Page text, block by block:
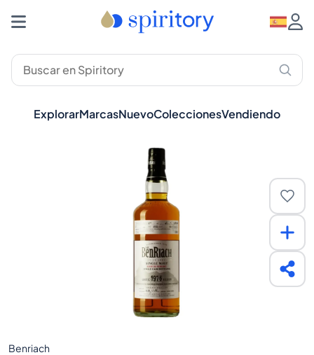
ExplorarMarcasNuevoColeccionesVendiendo
Benriach